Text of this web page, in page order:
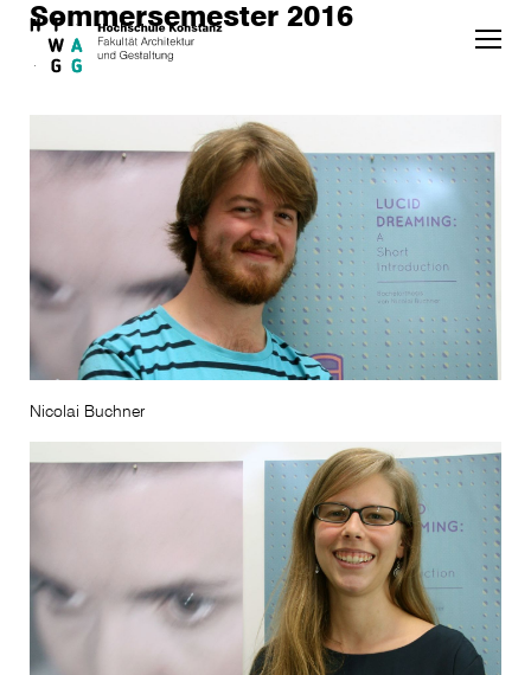
Skip to main content
Sommersemester 2016
Nicolai Buchner